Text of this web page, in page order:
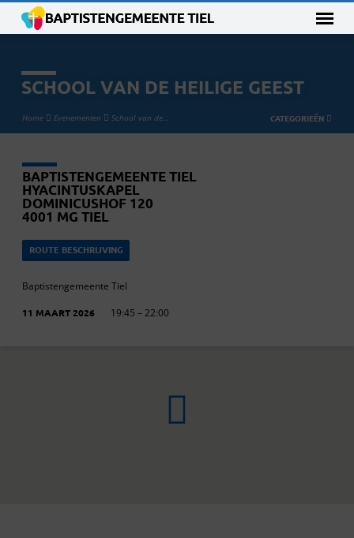
SCHOOL VAN DE HEILIGE GEEST
Home Evenementen School van de… CATEGORIEËN
BAPTISTENGEMEENTE TIEL
HYACINTUSKAPEL
DOMINICUSHOF 120
4001 MG TIEL
ROUTE BESCHRIJVING
Baptistengemeente Tiel
11 MAART 2026 19:45 – 22:00